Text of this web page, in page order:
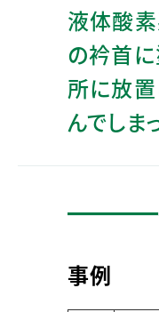
液体酸
の衿首
所に放
んでしま
事例